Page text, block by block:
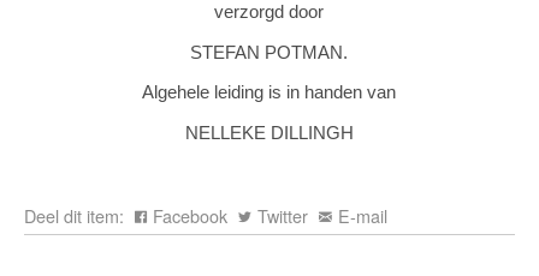
verzorgd door
STEFAN POTMAN.
Algehele leiding is in handen van
NELLEKE DILLINGH
Deel dit item: Facebook Twitter E-mail